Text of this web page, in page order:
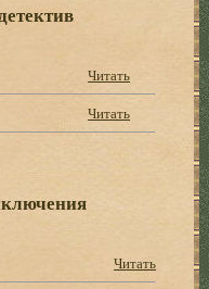
Читать
Читать
Читать